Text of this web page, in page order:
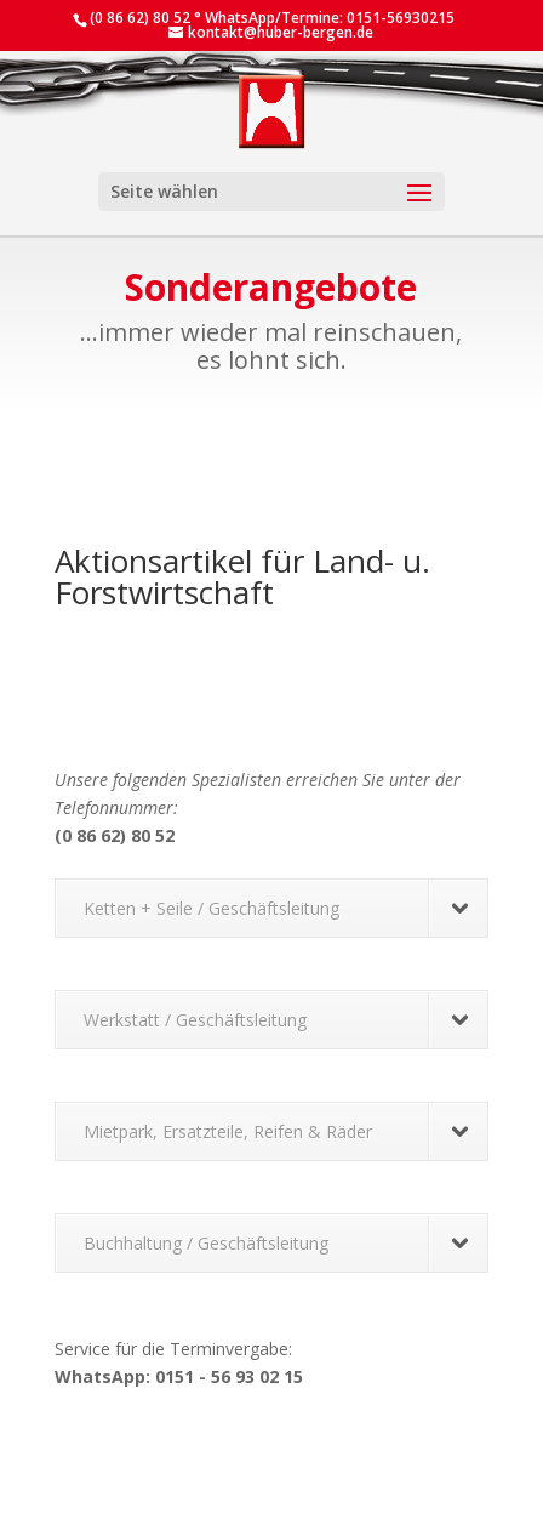
(0 86 62) 80 52 ° WhatsApp/Termine: 0151-56930215
kontakt@huber-bergen.de
Seite wählen
Sonderangebote
...immer wieder mal reinschauen,
es lohnt sich.
Aktionsartikel für Land- u.
Forstwirtschaft
Unsere folgenden Spezialisten erreichen Sie unter der
Telefonnummer:
(0 86 62) 80 52
Ketten + Seile / Geschäftsleitung
Werkstatt / Geschäftsleitung
Mietpark, Ersatzteile, Reifen & Räder
Buchhaltung / Geschäftsleitung
Service für die Terminvergabe:
WhatsApp: 0151 - 56 93 02 15